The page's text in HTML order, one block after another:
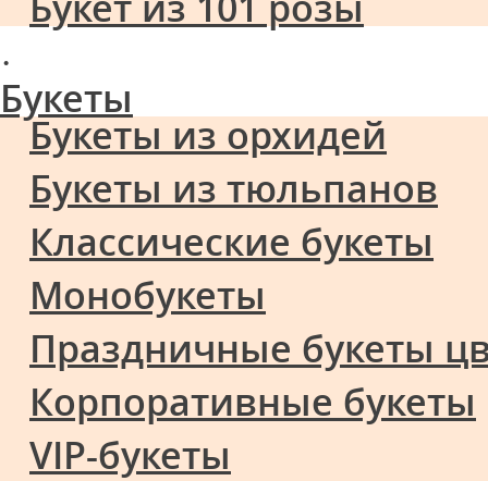
·
Букеты
Букеты из орхидей
Букеты из тюльпанов
Классические букеты
Монобукеты
Праздничные букеты
Корпоративные букеты
VIP-букеты